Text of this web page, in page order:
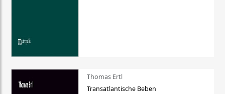
Thomas Ertl
Transatlantische Beben